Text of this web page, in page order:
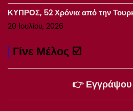
ΚΥΠΡΟΣ, 52 Χρόνια από την
20 Ιουλίου, 2026
Γίνε Μέλος ☑️
👉